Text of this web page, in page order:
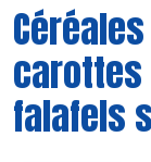
falafels